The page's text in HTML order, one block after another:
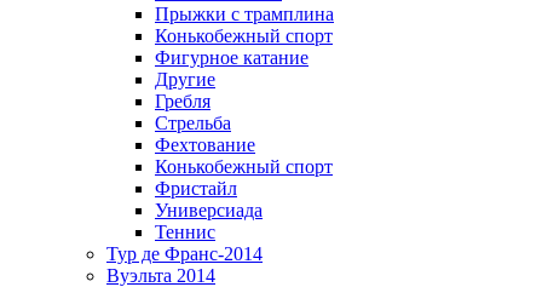
Прыжки с трамплина
Конькобежный спорт
Фигурное катание
Другие
Гребля
Стрельба
Фехтование
Конькобежный спорт
Фристайл
Универсиада
Теннис
Тур де Франс-2014
Вуэльта 2014